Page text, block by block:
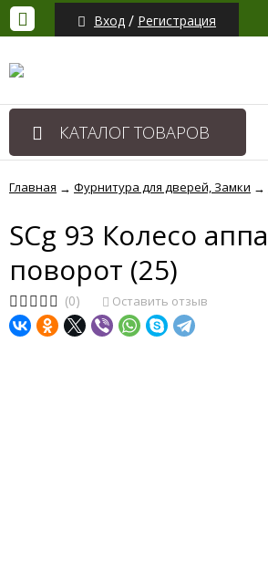
Вход / Регистрация
КАТАЛОГ ТОВАРОВ
Главная → Фурнитура для дверей, Замки →
SCg 93 Колесо
поворот (25)
(0) Оставить отзыв